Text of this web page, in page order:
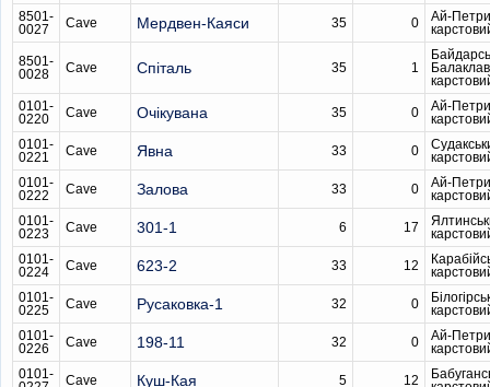
8501-
0027
Cave Мердвен-Каяси 35 0
Ай-
8501-
0028
Cave Спіталь 35 1
0101-
0220
Cave Очікувана 35 0
Ай-
0101-
0221
Cave Явна 33 0
0101-
0222
Cave Залова 33 0
Ай-
0101-
0223
Cave 301-1 6 17
0101-
0224
Cave 623-2 33 12
0101-
0225
Cave Русаковка-1 32 0
0101-
0226
Cave 198-11 32 0
Ай-
0101-
Cave Куш-Кая 5 12